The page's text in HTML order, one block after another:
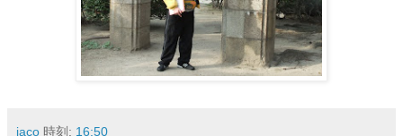
jaco 時刻: 16:50